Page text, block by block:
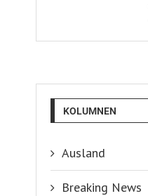
KOLUMNEN
Ausland
Breaking News